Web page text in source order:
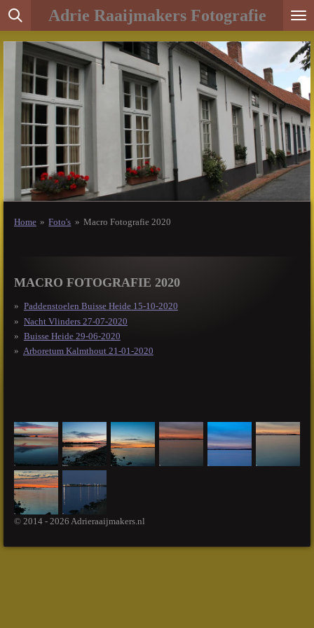
Ga
naar
hoofdinhoud
Adrie Raaijmakers Fotografie
Home » Foto's » Macro Fotografie 2020
MACRO FOTOGRAFIE 2020
Paddenstoelen Buisse Heide 15-10-2020
Nacht Vlinders 27-07-2020
Buisse Heide 29-06-2020
Arboretum Kalmthout 21-01-2020
© 2014 - 2026 Adrieraaijmakers.nl